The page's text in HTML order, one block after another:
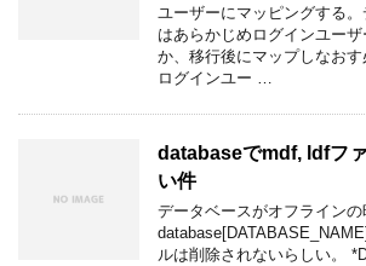
ユーザーにマッピングする
はあらかじめログインユー
か、移行後にマップしなお
ログインユー …
databaseでmdf, ldfフ
い件
データベースがオフラインの
ルは削除されないらしい。